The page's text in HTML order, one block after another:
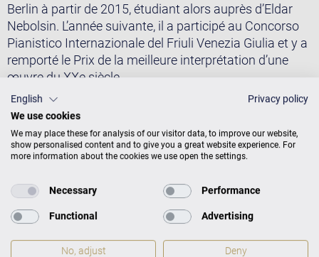
Berlin à partir de 2015, étudiant alors auprès d’Eldar
Nebolsin. L’année suivante, il a participé au Concorso
Pianistico Internazionale del Friuli Venezia Giulia et y a
remporté le Prix de la meilleure interprétation d’une
œuvre du XXe siècle.
Inscrit à un cursus de master à la Hochschule für
Musik und Theater de Rostock en 2017, il y a étudié
auprès de Matthias Kirschnereit et a obtenu son
diplôme en 2022 avec les félicitations du jury. Durant
plusieurs reprises avec la Norddeutsche Philharmonie
English
Privacy policy
We use cookies
We may place these for analysis of our visitor data, to improve our website,
show personalised content and to give you a great website experience. For
more information about the cookies we use open the settings.
Necessary Performance
Functional Advertising
No, adjust Deny